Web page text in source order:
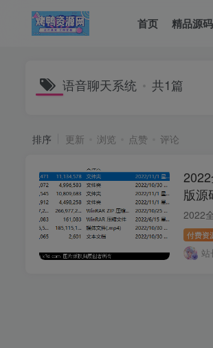
首页 精品源码
语音聊天系统 共1篇
排序 更新 浏览 点赞 评论
版源
付费资
站